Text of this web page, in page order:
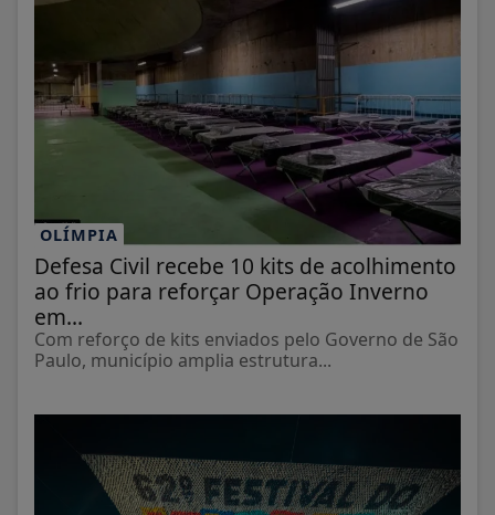
OLÍMPIA
Defesa Civil recebe 10 kits de acolhimento
ao frio para reforçar Operação Inverno
em...
Com reforço de kits enviados pelo Governo de São
Paulo, município amplia estrutura...